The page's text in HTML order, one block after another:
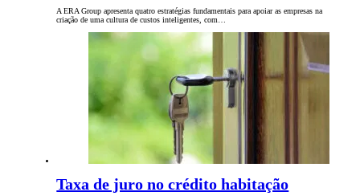
A ERA Group apresenta quatro estratégias fundamentais para apoiar as empresas na
criação de uma cultura de custos inteligentes, com…
Taxa de juro no crédito habitação